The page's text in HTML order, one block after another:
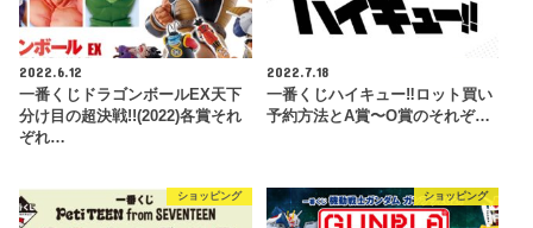
2022.6.12
一番くじドラゴンボールEX天下
分け目の超決戦!!(2022)各賞それ
ぞれ…
2022.7.18
一番くじハイキュー‼ロット買い
予約方法とA賞〜O賞のそれぞ…
ショッピング ショッピング